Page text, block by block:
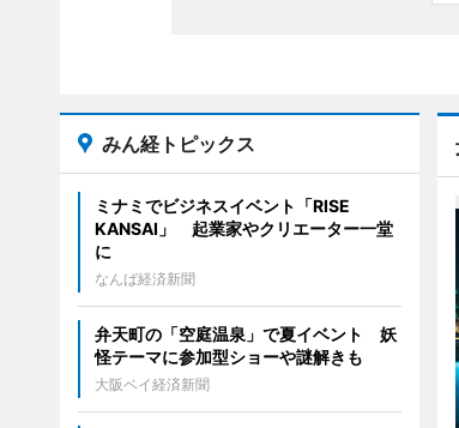
みん経トピックス
ミナミでビジネスイベント「RISE
KANSAI」 起業家やクリエーター一堂
に
なんば経済新聞
弁天町の「空庭温泉」で夏イベント 妖
怪テーマに参加型ショーや謎解きも
大阪ベイ経済新聞